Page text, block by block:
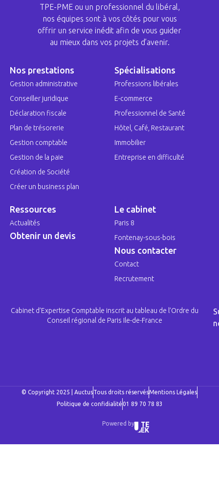
TPE-PME ou un professionnel du libéral,
nos équipes sont à vos côtés pour vous
offrir un service inédit afin de vous guider
au mieux dans vos projets d’avenir.
Nos prestations
Gestion administrative
Conseiller juridique
Déclaration fiscale
Plan de trésorerie
Gestion comptable
Gestion de la paie
Création de Société
Créer un business plan
Spécialisations
Professions libérales
E-commerce
Professionnel de Santé
Hôtel, Café, Restaurant
Immobilier
Entreprise en difficulté
Ressources
Actualités
Obtenir un devis
Le cabinet
Paris 8
Fontenay-sous-bois
Nous contacter
Contact
Recrutement
Cabinet d’Expertise Comptable inscrit au tableau de l’Ordre du
Conseil régional de Paris Ile-de-France
© Copyright 2025 | AuctusTous droits réservésMentions Légales
Politique de confidialité01 89 70 78 83
Powered by